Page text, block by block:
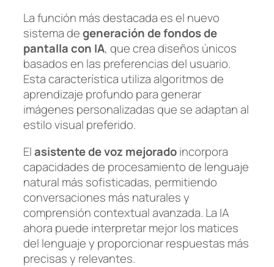
La función más destacada es el nuevo
sistema degeneración de fondos de
pantalla con IA, que crea diseños únicos
basados en las preferencias del usuario.
Esta característica utiliza algoritmos de
aprendizaje profundo para generar
imágenes personalizadas que se adaptan al
estilo visual preferido.
Elasistente de voz mejoradoincorpora
capacidades de procesamiento de lenguaje
natural más sofisticadas, permitiendo
conversaciones más naturales y
comprensión contextual avanzada. La IA
ahora puede interpretar mejor los matices
del lenguaje y proporcionar respuestas más
precisas y relevantes.